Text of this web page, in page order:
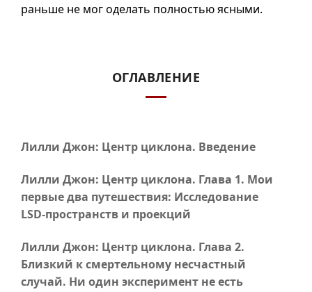
раньше не мог оделать полностью ясными.
ОГЛАВЛЕНИЕ
Лилли Джон: Центр циклона. Введение
Лилли Джон: Центр циклона. Глава 1. Мои
первые два путешествия: Исследование
LSD-пространств и проекций
Лилли Джон: Центр циклона. Глава 2.
Близкий к смертельному несчастный
случай. Ни один эксперимент не есть